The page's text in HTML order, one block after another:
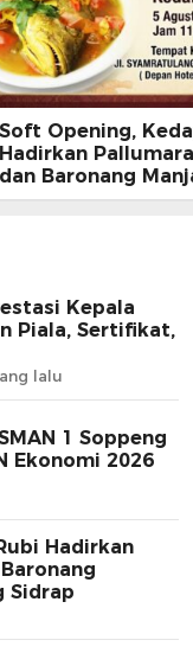
Soft Opening,
Hadirkan
dan Baronang
Lidah Orang Sidrap
Kepala
Piala, Sertifikat,
lalu
1 Soppeng
Ekonomi 2026
Hadirkan
Sidrap